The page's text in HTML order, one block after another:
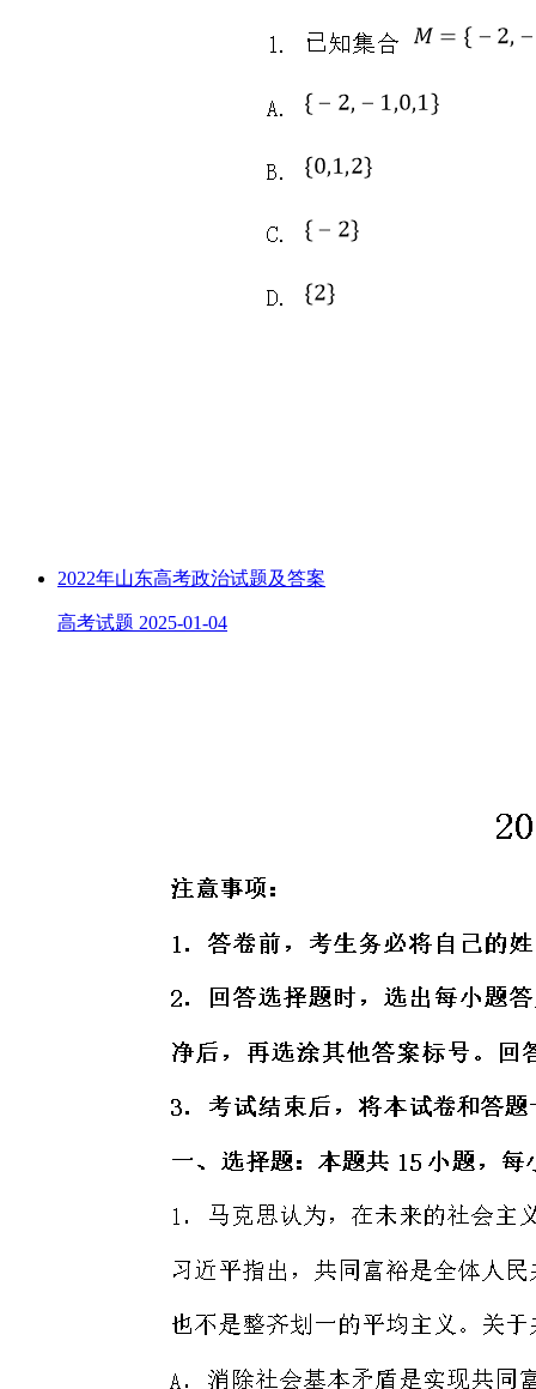
2022年山东高考政治试题及答案
高考试题 2025-01-04